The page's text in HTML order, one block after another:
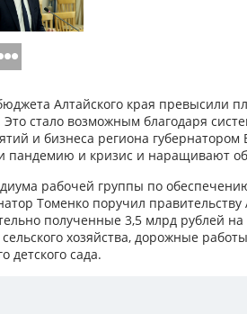
Алтайского края превысили
стало возможным благодаря
и бизнеса региона
пандемию и кризис и наращивают
рабочей группы по
Томенко поручил правительству
полученные 3,5 млрд рублей на
хозяйства, дорожные
детского сада.